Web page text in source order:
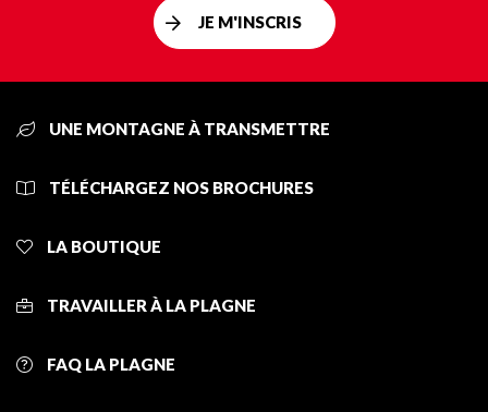
JE M'INSCRIS
UNE MONTAGNE À TRANSMETTRE
TÉLÉCHARGEZ NOS BROCHURES
LA BOUTIQUE
TRAVAILLER À LA PLAGNE
FAQ LA PLAGNE